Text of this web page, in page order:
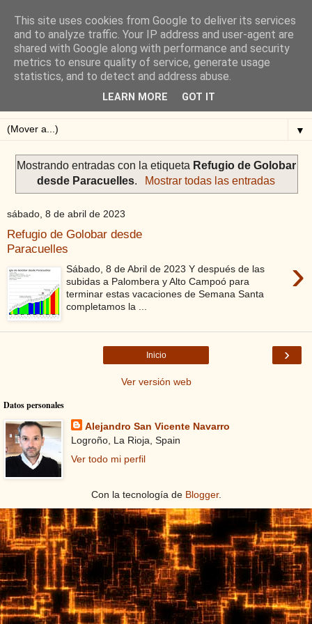
Blog de Alejandro San
Vicente
Blog sobre ciclismo: perfiles y altimetrías.
▼
Mostrando entradas con la etiqueta Refugio de Golobar
desde Paracuelles. Mostrar todas las entradas
sábado, 8 de abril de 2023
Refugio de Golobar desde
Paracuelles
›
Sábado, 8 de Abril de 2023 Y después de las
subidas a Palombera y Alto Campoó para
terminar estas vacaciones de Semana Santa
completamos la ...
›
Inicio
Ver versión web
Datos personales
Alejandro San Vicente Navarro
Logroño, La Rioja, Spain
Ver todo mi perfil
Con la tecnología de Blogger.
This site uses cookies from Google to deliver its services
and to analyze traffic. Your IP address and user-agent are
shared with Google along with performance and security
metrics to ensure quality of service, generate usage
statistics, and to detect and address abuse.
LEARN MORE GOT IT